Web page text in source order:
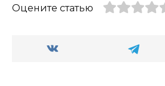
Оцените статью